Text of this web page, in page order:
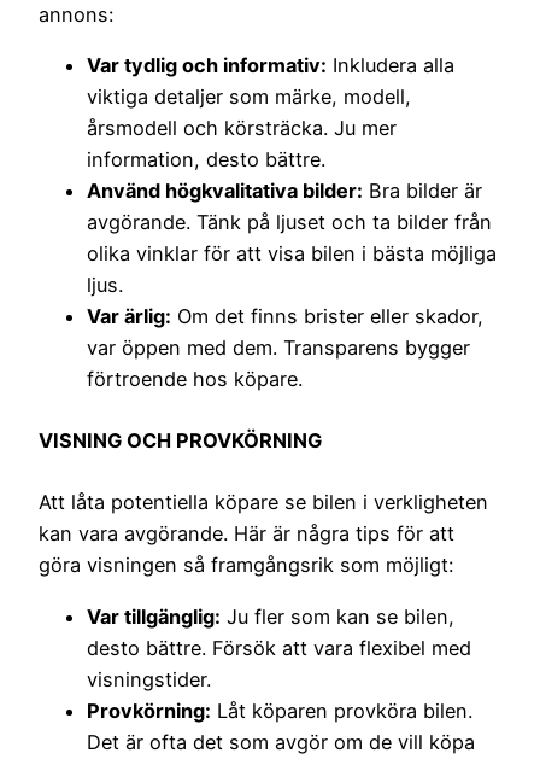
annons:
Var tydlig och informativ: Inkludera alla
viktiga detaljer som märke, modell,
årsmodell och körsträcka. Ju mer
information, desto bättre.
Använd högkvalitativa bilder: Bra bilder är
avgörande. Tänk på ljuset och ta bilder från
olika vinklar för att visa bilen i bästa möjliga
ljus.
Var ärlig: Om det finns brister eller skador,
var öppen med dem. Transparens bygger
förtroende hos köpare.
VISNING OCH PROVKÖRNING
Att låta potentiella köpare se bilen i verkligheten
kan vara avgörande. Här är några tips för att
göra visningen så framgångsrik som möjligt:
Var tillgänglig: Ju fler som kan se bilen,
desto bättre. Försök att vara flexibel med
visningstider.
Provkörning: Låt köparen provköra bilen.
Det är ofta det som avgör om de vill köpa